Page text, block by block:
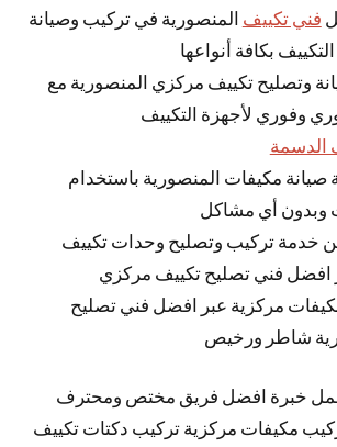
فني تكييف المنصورية في تركيب وصيانة
بكافة أنواعها
وتصليح تكييف مركزي المنصورية مع
وفوري لأجهزة التكييف
الدسمة
مكيفات المنصورية باستخدام
وبدون أي مشاكل
خدمة تركيب وتصليح وحدات تكييف
افضل فني تصليح تكييف مركزي
مركزية عبر افضل فني تصليح
شاطر ورخيص
خبرة افضل فريق مختص ومحترف
مكيفات مركزية تركيب دكتات تكييف